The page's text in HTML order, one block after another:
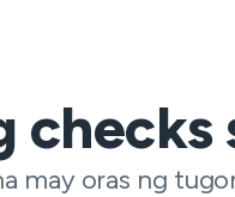
checks
may oras ng